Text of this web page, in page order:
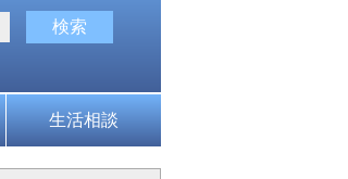
生活相談